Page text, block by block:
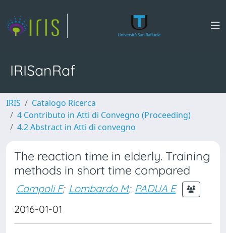
IRISanRaf
IRIS
Catalogo Ricerca
4 Contributo in Atti di Convegno (Proceeding)
4.2 Abstract in Atti di convegno
The reaction time in elderly. Training
methods in short time compared
Campoli F; Lombardo M; PADUA E
2016-01-01